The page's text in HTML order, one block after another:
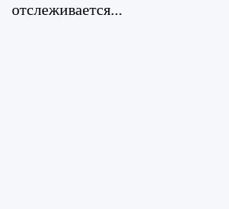
отслеживается...